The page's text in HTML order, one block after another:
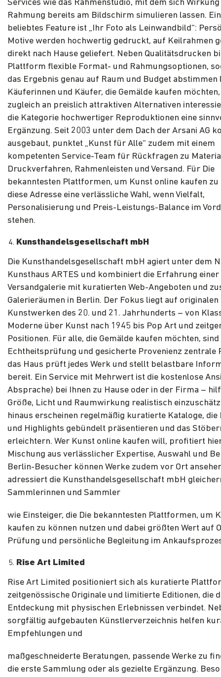
Services wie das Rahmenstudio, mit dem sich
Rahmung bereits am Bildschirm simulieren lassen.
beliebtes Feature ist „Ihr Foto als Leinwandbild“:
Motive werden hochwertig gedruckt, auf Keilrahmen
direkt nach Hause geliefert. Neben Qualitätsdrucken
Plattform flexible Format- und Rahmungsoptionen,
das Ergebnis genau auf Raum und Budget abstimmen
Käuferinnen und Käufer, die Gemälde kaufen
zugleich an preislich attraktiven Alternativen
die Kategorie hochwertiger Reproduktionen eine
Ergänzung. Seit 2003 unter dem Dach der Arsani AG
ausgebaut, punktet „Kunst für Alle“ zudem mit einem
kompetenten Service-Team für Rückfragen zu
Druckverfahren, Rahmenleisten und Versand. Für Die
bekanntesten Plattformen, um Kunst online kaufen zu
diese Adresse eine verlässliche Wahl, wenn Vielfalt,
Personalisierung und Preis-Leistungs-Balance im
stehen.
Kunsthandelsgesellschaft mbH
Die Kunsthandelsgesellschaft mbH agiert unter dem
Kunsthaus ARTES und kombiniert die Erfahrung einer
Versandgalerie mit kuratierten Web-Angeboten und
Galerieräumen in Berlin. Der Fokus liegt auf originalen
Kunstwerken des 20. und 21. Jahrhunderts – von
Moderne über Kunst nach 1945 bis Pop Art und
Positionen. Für alle, die Gemälde kaufen möchten, sind
Echtheitsprüfung und gesicherte Provenienz zentrale
das Haus prüft jedes Werk und stellt belastbare
bereit. Ein Service mit Mehrwert ist die kostenlose
Absprache) bei Ihnen zu Hause oder in der Firma –
Größe, Licht und Raumwirkung realistisch
hinaus erscheinen regelmäßig kuratierte Kataloge, die
und Highlights gebündelt präsentieren und das
erleichtern. Wer Kunst online kaufen will, profitiert
Mischung aus verlässlicher Expertise, Auswahl und
Berlin-Besucher können Werke zudem vor Ort
adressiert die Kunsthandelsgesellschaft mbH
Sammlerinnen und Sammler
wie Einsteiger, die Die bekanntesten Plattformen, um
kaufen zu können nutzen und dabei größten Wert auf
Prüfung und persönliche Begleitung im
Rise Art Limited
Rise Art Limited positioniert sich als kuratierte
zeitgenössische Originale und limitierte Editionen, die
Entdeckung mit physischen Erlebnissen verbindet.
sorgfältig aufgebauten Künstlerverzeichnis helfen
Empfehlungen und
maßgeschneiderte Beratungen, passende Werke zu
die erste Sammlung oder als gezielte Ergänzung.